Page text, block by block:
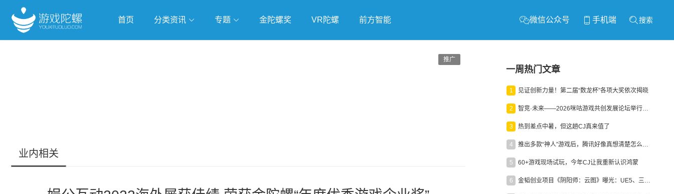
首页 分类资讯 专题 金陀螺奖 VR陀螺 前方智能 微信公众号 手机端 搜索
推广
业内相关
一周热门文章
1 见证创新力量！第二届“数龙杯”各项大奖依次揭晓
2 智竞·未来——2026咪咕游戏共创发展论坛举行：聚力精品内容、AI创作与电竞生态，共建高品质益智健康游戏社区
3 热到差点中暑，但这趟CJ真来值了
4 推出多款“神人”游戏后，腾讯好像真想清楚怎么做二次元了
5 60+游戏现场试玩，今年CJ让我重新认识鸿蒙
6 金韬创业项目《阴阳师：云图》曝光：UE5、三端互通、ARPG